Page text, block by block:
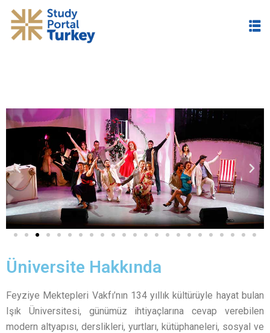
Üniversite Hakkında
Feyziye Mektepleri Vakfı’nın 134 yıllık kültürüyle hayat bulan
Işık Üniversitesi, günümüz ihtiyaçlarına cevap verebilen
modern altyapısı, derslikleri, yurtları, kütüphaneleri, sosyal ve